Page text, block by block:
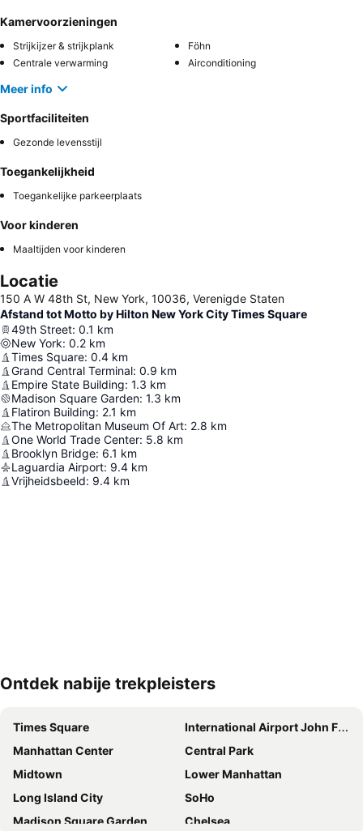
Kamervoorzieningen
Strijkijzer & strijkplank
Föhn
Centrale verwarming
Airconditioning
Meer info
Sportfaciliteiten
Gezonde levensstijl
Toegankelijkheid
Toegankelijke parkeerplaats
Voor kinderen
Maaltijden voor kinderen
Locatie
150 A W 48th St, New York, 10036, Verenigde Staten
Afstand tot Motto by Hilton New York City Times Square
49th Street: 0.1 km
New York: 0.2 km
Times Square: 0.4 km
Grand Central Terminal: 0.9 km
Empire State Building: 1.3 km
Madison Square Garden: 1.3 km
Flatiron Building: 2.1 km
The Metropolitan Museum Of Art: 2.8 km
One World Trade Center: 5.8 km
Brooklyn Bridge: 6.1 km
Laguardia Airport: 9.4 km
Vrijheidsbeeld: 9.4 km
Kaart uitvouwen
Ontdek nabije trekpleisters
Times Square
International Airport John F. Kennedy
Manhattan Center
Central Park
Midtown
Lower Manhattan
Long Island City
SoHo
Madison Square Garden
Chelsea